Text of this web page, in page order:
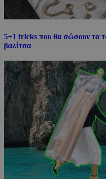
5+1 tricks που θα σώσουν τα
βαλίτσα